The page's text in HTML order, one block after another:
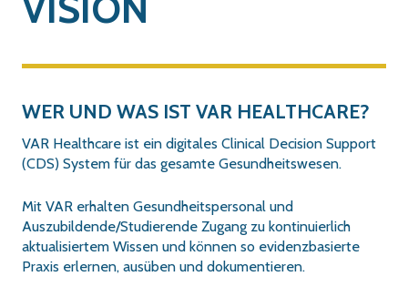
WER UND WAS IST VAR HEALTHCARE?
VAR Healthcare ist ein digitales Clinical Decision Support
(CDS) System für das gesamte Gesundheitswesen.
Mit VAR erhalten Gesundheitspersonal und
Auszubildende/Studierende Zugang zu kontinuierlich
aktualisiertem Wissen und können so evidenzbasierte
Praxis erlernen, ausüben und dokumentieren.